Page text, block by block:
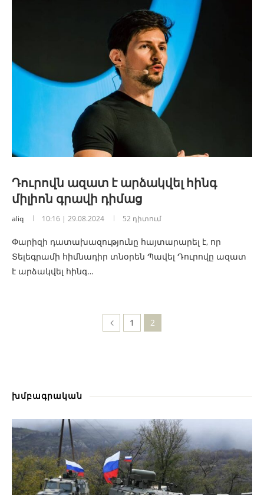
Դուրովն ազատ է արձակվել հինգ
միլիոն գրավի դիմաց
aliq 10:16 | 29.08.2024 52 դիտում
Փարիզի դատախազությունը հայտարարել է, որ
Տելեգրամի հիմնադիր տնօրեն Պավել Դուրովը ազատ
է արձակվել հինգ…
1 2
խմբագրական